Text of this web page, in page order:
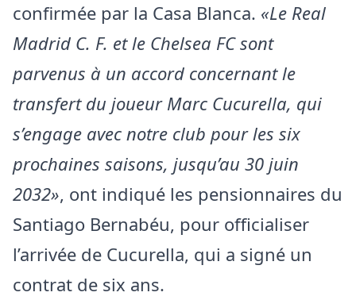
confirmée par la Casa Blanca. «Le Real
Madrid C. F. et le Chelsea FC sont
parvenus à un accord concernant le
transfert du joueur Marc Cucurella, qui
s’engage avec notre club pour les six
prochaines saisons, jusqu’au 30 juin
2032», ont indiqué les pensionnaires du
Santiago Bernabéu, pour officialiser
l’arrivée de Cucurella, qui a signé un
contrat de six ans.